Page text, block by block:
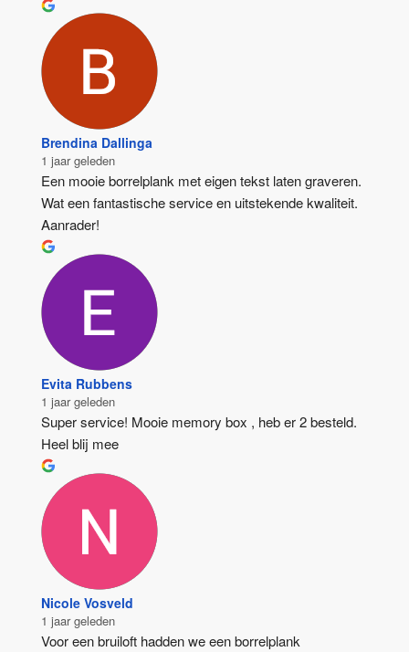
Brendina Dallinga
1 jaar geleden
Een mooie borrelplank met eigen tekst laten graveren.
Wat een fantastische service en uitstekende kwaliteit.
Aanrader!
Evita Rubbens
1 jaar geleden
Super service! Mooie memory box , heb er 2 besteld.
Heel blij mee
Nicole Vosveld
1 jaar geleden
Voor een bruiloft hadden we een borrelplank